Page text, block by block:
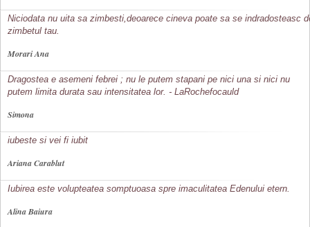
Niciodata nu uita sa zimbesti,deoarece cineva poate sa se indradosteasc
zimbetul tau.
Morari Ana
Dragostea e asemeni febrei ; nu le putem stapani pe nici una si nici nu
putem limita durata sau intensitatea lor. - LaRochefocauld
Simona
iubeste si vei fi iubit
Ariana Carablut
Iubirea este volupteatea somptuoasa spre imaculitatea Edenului etern.
Alina Baiura